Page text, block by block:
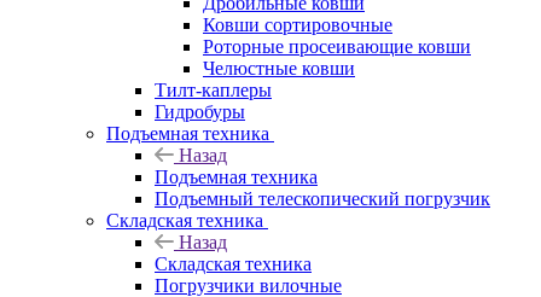
Ковши сортировочные
Роторные просеивающие ковши
Челюстные ковши
Тилт-каплеры
Гидробуры
Подъемная техника
Назад
Подъемная техника
Подъемный телескопический погрузчик
Складская техника
Назад
Складская техника
Погрузчики вилочные